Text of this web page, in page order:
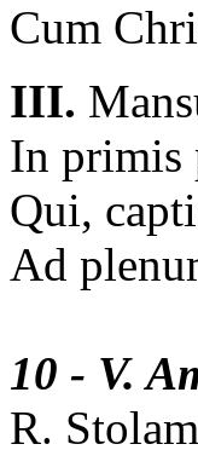
Cum
III.
In primis
Qui,
Ad
10 - V.
R.